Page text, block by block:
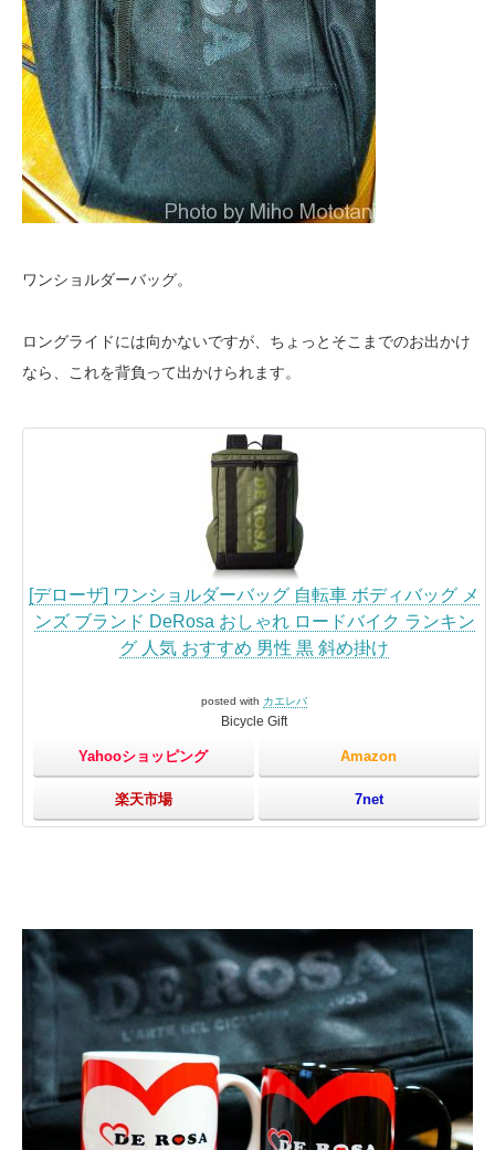
ワンショルダーバッグ。
ロングライドには向かないですが、ちょっとそこまでのお出かけ
なら、これを背負って出かけられます。
[デローザ] ワンショルダーバッグ 自転車 ボディバッグ メ
ンズ ブランド DeRosa おしゃれ ロードバイク ランキン
グ 人気 おすすめ 男性 黒 斜め掛け
posted with カエレバ
Bicycle Gift
Yahooショッピング Amazon
楽天市場 7net